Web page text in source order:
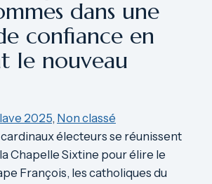
dans une
confiance en
le nouveau
2025, Non classé
cardinaux électeurs se réunissent
Chapelle Sixtine pour élire le
François, les catholiques du